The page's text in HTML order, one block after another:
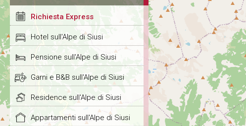
Richiesta Express
Hotel sull'Alpe di Siusi
Pensione sull'Alpe di Siusi
Garni e B&B sull'Alpe di Siusi
Residence sull'Alpe di Siusi
Appartamenti sull'Alpe di Siusi